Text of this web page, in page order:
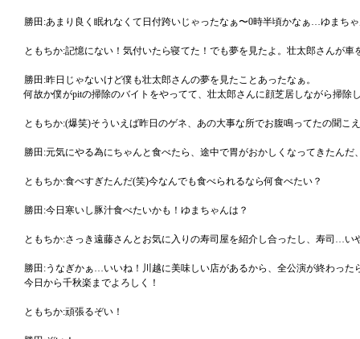
勝田:あまり良く眠れなくて日付跨いじゃったなぁ〜0時半頃かなぁ…ゆまちゃ
ともちか:記憶にない！気付いたら寝てた！でも夢を見たよ。壮太郎さんが車
勝田:昨日じゃないけど僕も壮太郎さんの夢を見たことあったなぁ。
何故か僕がpitの掃除のバイトをやってて、壮太郎さんに顔芝居しながら掃除
ともちか:(爆笑)そういえば昨日のゲネ、あの大事な所でお腹鳴ってたの聞こえ
勝田:元気にやる為にちゃんと食べたら、途中で胃がおかしくなってきたん
ともちか:食べすぎたんだ(笑)今なんでも食べられるなら何食べたい？
勝田:今日寒いし豚汁食べたいかも！ゆまちゃんは？
ともちか:さっき遠藤さんとお気に入りの寿司屋を紹介し合ったし、寿司…い
勝田:うなぎかぁ…いいね！川越に美味しい店があるから、全公演が終わった
今日から千秋楽までよろしく！
ともちか:頑張るぞい！